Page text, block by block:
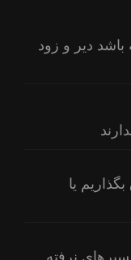
دیر و زود
یا
نرفته